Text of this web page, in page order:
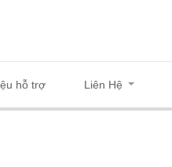
hỗ trợ Liên Hệ